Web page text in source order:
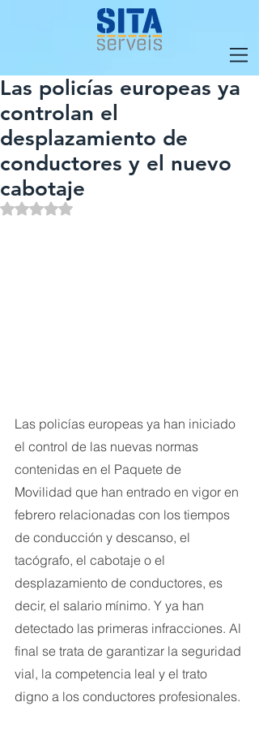
Las policías europeas ya
controlan el
desplazamiento de
conductores y el nuevo
cabotaje
Obtuvo NaN de 5 estrellas.
Las policías europeas ya han iniciado
el control de las nuevas normas
contenidas en el Paquete de
Movilidad que han entrado en vigor en
febrero relacionadas con los tiempos
de conducción y descanso, el
tacógrafo, el cabotaje o el
desplazamiento de conductores, es
decir, el salario mínimo. Y ya han
detectado las primeras infracciones. Al
final se trata de garantizar la seguridad
vial, la competencia leal y el trato
digno a los conductores profesionales.